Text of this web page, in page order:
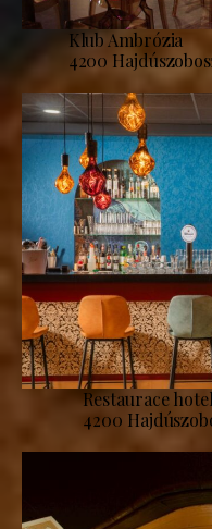
Klub Ambrózia
4200
Restaurace
4200